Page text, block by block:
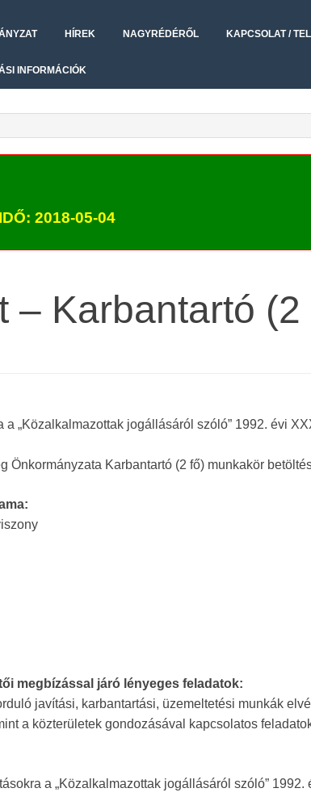
HÍREK NAGYRÉDÉRŐL KAPCSOLAT /
INFORMÁCIÓK
2018-05-04
– Karbantartó (2
„Közalkalmazottak jogállásáról szóló” 1992. évi
Önkormányzata Karbantartó (2 fő) munkakör
megbízással járó lényeges feladatok:
javítási, karbantartási, üzemeltetési munkák
a közterületek gondozásával kapcsolatos
a „Közalkalmazottak jogállásáról szóló” 1992.